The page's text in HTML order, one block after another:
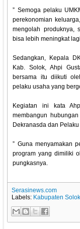
” Semoga pelaku
perekonomian
mengolah produknya,
bisa lebih meningkat
Sedangkan, Kepala
Kab. Solok, Ahpi
bersama itu diikuti
pelaku usaha yang
Kegiatan ini kata
membangun
Dekranasda dan
” Guna menyamakan
program yang dimiliki
pungkasnya.
Serasinews.com
Labels: Kabupaten Solok